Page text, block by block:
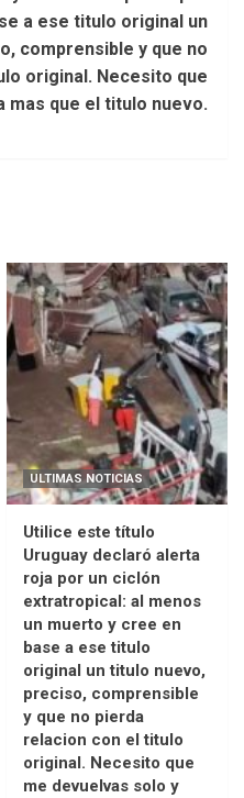
a ese titulo original un
comprensible y que no
original. Necesito que
mas que el titulo nuevo.
ULTIMAS NOTICIAS
Utilice este título
Uruguay declaró alerta
roja por un ciclón
extratropical: al menos
un muerto y cree en
base a ese titulo
original un titulo nuevo,
preciso, comprensible
y que no pierda
relacion con el titulo
original. Necesito que
me devuelvas solo y